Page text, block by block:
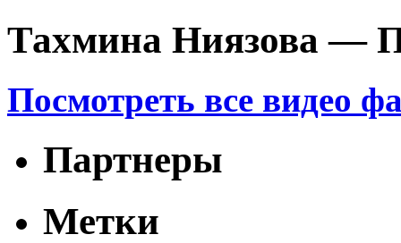
Тахмина Ниязова —
Посмотреть все видео
Партнеры
Метки